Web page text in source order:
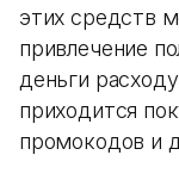
этих средств
привлечение
деньги
приходится
промокодов и